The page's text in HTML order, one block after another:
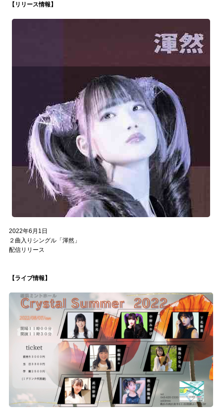
【リリース情報】
2022年6月1日
２曲入りシングル「渾然」
配信リリース
【ライブ情報】